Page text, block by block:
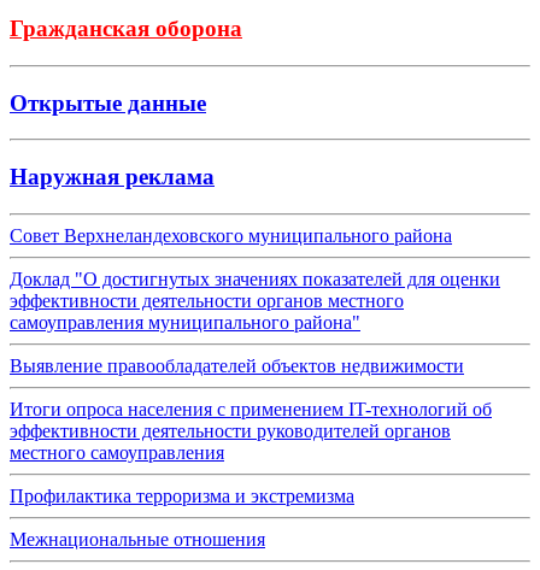
Гражданская оборона
Открытые данные
Наружная реклама
Совет Верхнеландеховского муниципального района
Доклад "О достигнутых значениях показателей для оценки
эффективности деятельности органов местного
самоуправления муниципального района"
Выявление правообладателей объектов недвижимости
Итоги опроса населения с применением IT-технологий об
эффективности деятельности руководителей органов
местного самоуправления
Профилактика терроризма и экстремизма
Межнациональные отношения